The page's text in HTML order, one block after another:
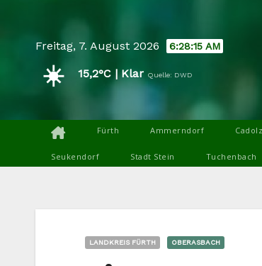
contentFreitag, 7. August 2026 6:28:16 AM
☀️ 15,2°C | Klar Quelle: DWD
Fürth Ammerndorf
Seukendorf Stadt Stein Tuchenbach
LANDKREIS FÜRTH OBERASBACH